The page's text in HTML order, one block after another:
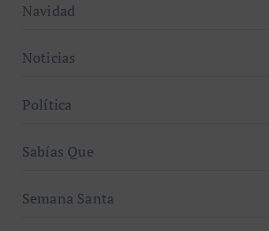
Navidad
Noticias
Política
Sabías Que
Semana Santa